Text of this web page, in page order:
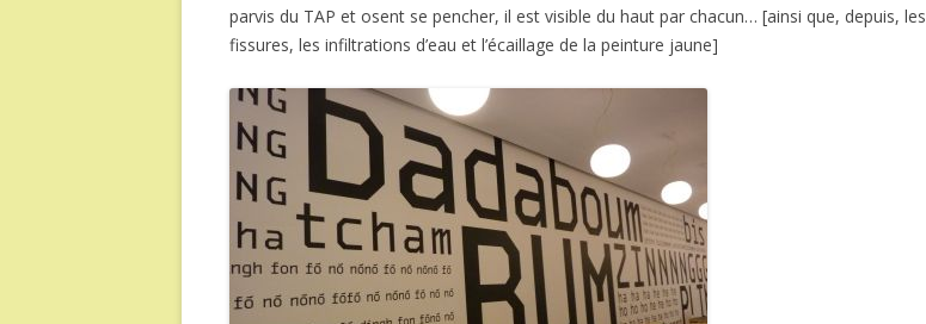
parvis du TAP et osent se pencher, il est visible du haut par chacun… [ainsi que, depuis, les
fissures, les infiltrations d’eau et l’écaillage de la peinture jaune]